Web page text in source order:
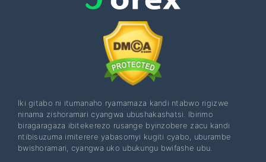
Iki gitabo ni itumanaho ryamamaza kandi ntabwo rigizwe
ninama zishoramari cyangwa ubushakashatsi. Ibirimo
biragaragaza ibitekerezo rusange byinzobere zacu kandi
ntibisuzuma imiterere yabasomyi kugiti cyabo, uburambe
bwishoramari, cyangwa uko ubukungu bwifashe ubu.